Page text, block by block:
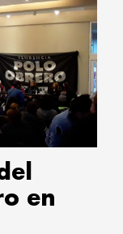
en